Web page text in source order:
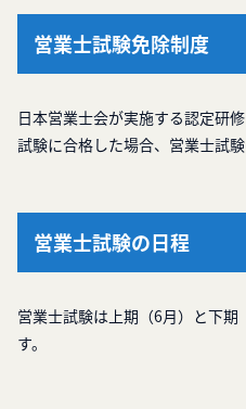
営業士試験免除制度
日本営業士会が実施する認定研
試験に合格した場合、営業士試
営業士試験の日程
営業士試験は上期（6月）と下
す。